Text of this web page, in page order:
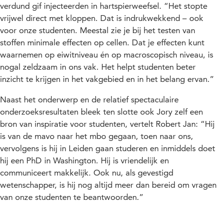
verdund gif injecteerden in hartspierweefsel. “Het stopte
vrijwel direct met kloppen. Dat is indrukwekkend – ook
voor onze studenten. Meestal zie je bij het testen van
stoffen minimale effecten op cellen. Dat je effecten kunt
waarnemen op eiwitniveau én op macroscopisch niveau, is
nogal zeldzaam in ons vak. Het helpt studenten beter
inzicht te krijgen in het vakgebied en in het belang ervan.”
Naast het onderwerp en de relatief spectaculaire
onderzoeksresultaten bleek ten slotte ook Jory zelf een
bron van inspiratie voor studenten, vertelt Robert Jan: “Hij
is van de mavo naar het mbo gegaan, toen naar ons,
vervolgens is hij in Leiden gaan studeren en inmiddels doet
hij een PhD in Washington. Hij is vriendelijk en
communiceert makkelijk. Ook nu, als gevestigd
wetenschapper, is hij nog altijd meer dan bereid om vragen
van onze studenten te beantwoorden.”